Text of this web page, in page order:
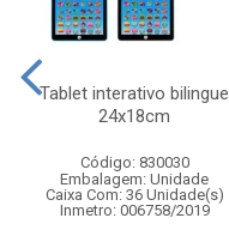
Tablet interativo bilingue
24x18cm
Código: 830030
Embalagem: Unidade
Caixa Com: 36 Unidade(s)
Inmetro: 006758/2019